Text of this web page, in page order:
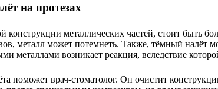
на протезах
конструкции металлических частей, стоит быть
металл может потемнеть. Также, тёмный
металлами возникает реакция, вследствие
поможет врач-стоматолог. Он очистит